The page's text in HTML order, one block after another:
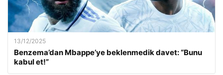
13/12/2025
Benzema’dan Mbappe’ye beklenmedik davet: “Bunu
kabul et!”